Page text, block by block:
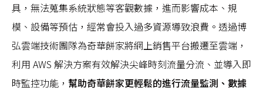
具，無法蒐集系統狀態等客觀數據，進而影響成本、規
模、設備等預估，經常會投入過多資源導致浪費。透過博
弘雲端技術團隊為奇華餅家將網上銷售平台搬遷至雲端，
利用 AWS 解決方案有效解決尖峰時刻流量分流、並導入即
時監控功能， 幫助奇華餅家更輕鬆的進行流量監測、數據